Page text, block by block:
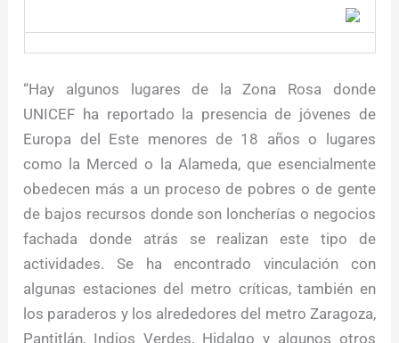
“Hay algunos lugares de la Zona Rosa donde
UNICEF ha reportado la presencia de jóvenes de
Europa del Este menores de 18 años o lugares
como la Merced o la Alameda, que esencialmente
obedecen más a un proceso de pobres o de gente
de bajos recursos donde son loncherías o negocios
fachada donde atrás se realizan este tipo de
actividades. Se ha encontrado vinculación con
algunas estaciones del metro críticas, también en
los paraderos y los alrededores del metro Zaragoza,
Pantitlán, Indios Verdes, Hidalgo y algunos otros